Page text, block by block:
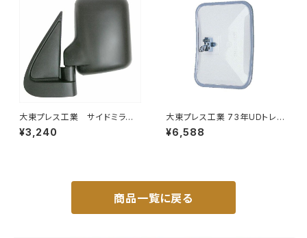
大東プレス工業 サイドミラー/
バックミラー ダイハツ ハイ
ゼット トラック 左 99年～
¥3,240
大東プレス工業 73年UDトレー
ラーミラーL013 （P付） DI-52
¥6,588
商品一覧に戻る